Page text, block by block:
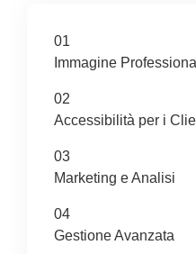
01
Immagine
02
Accessibilità per i
03
Marketing e Analisi
04
Gestione Avanzata